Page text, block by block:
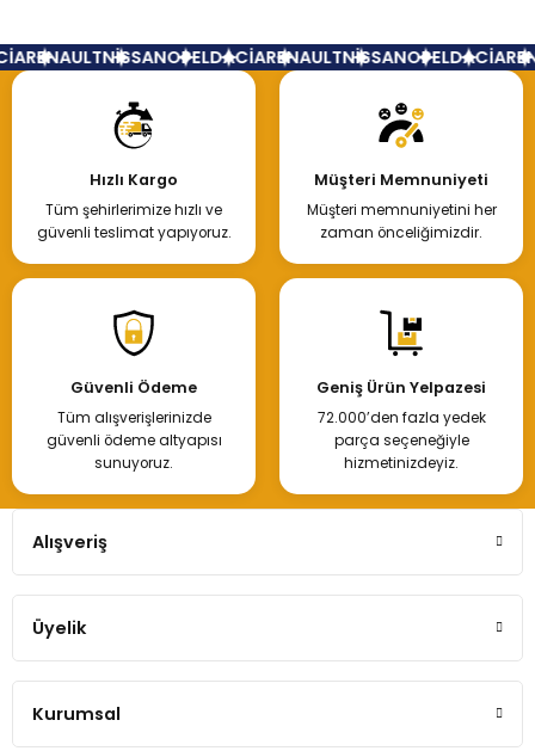
RENAULTNİSSANOPELDACİARENAULTNİSSANOPELDACİA
Hızlı Kargo
Tüm şehirlerimize hızlı ve
güvenli teslimat yapıyoruz.
Müşteri Memnuniyeti
Müşteri memnuniyetini her
zaman önceliğimizdir.
Güvenli Ödeme
Tüm alışverişlerinizde
güvenli ödeme altyapısı
sunuyoruz.
Geniş Ürün Yelpazesi
72.000’den fazla yedek
parça seçeneğiyle
hizmetinizdeyiz.
Alışveriş
Üyelik
Kurumsal